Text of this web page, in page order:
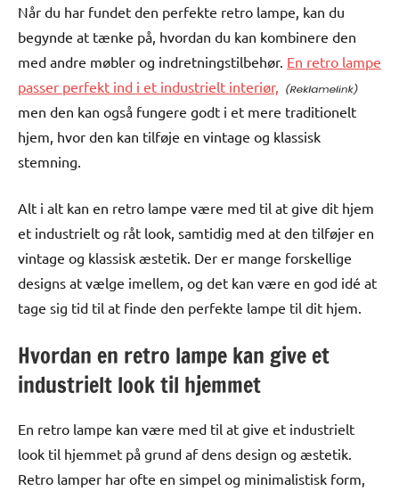
Når du har fundet den perfekte retro lampe, kan du
begynde at tænke på, hvordan du kan kombinere den
med andre møbler og indretningstilbehør. En retro lampe
passer perfekt ind i et industrielt interiør,
men den kan også fungere godt i et mere traditionelt
hjem, hvor den kan tilføje en vintage og klassisk
stemning.
Alt i alt kan en retro lampe være med til at give dit hjem
et industrielt og råt look, samtidig med at den tilføjer en
vintage og klassisk æstetik. Der er mange forskellige
designs at vælge imellem, og det kan være en god idé at
tage sig tid til at finde den perfekte lampe til dit hjem.
Hvordan en retro lampe kan give et
industrielt look til hjemmet
En retro lampe kan være med til at give et industrielt
look til hjemmet på grund af dens design og æstetik.
Retro lamper har ofte en simpel og minimalistisk form,